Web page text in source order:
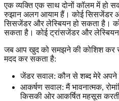
एक व्यक्ति एक साथ दोनों कॉलम में हो
रुझान अलग आयाम हैं। कोई सिसजेंडर
सिसजेंडर और लेस्बियन हो सकता है।
सकता है। कोई ट्रांसजेंडर और लेस्बियन
जब आप खुद को समझने की कोशिश कर
मदद कर सकता है:
जेंडर सवाल: कौन से शब्द मेरे अपने
आकर्षण सवाल: मैं भावनात्मक,
किसकी ओर आकर्षित महसूस